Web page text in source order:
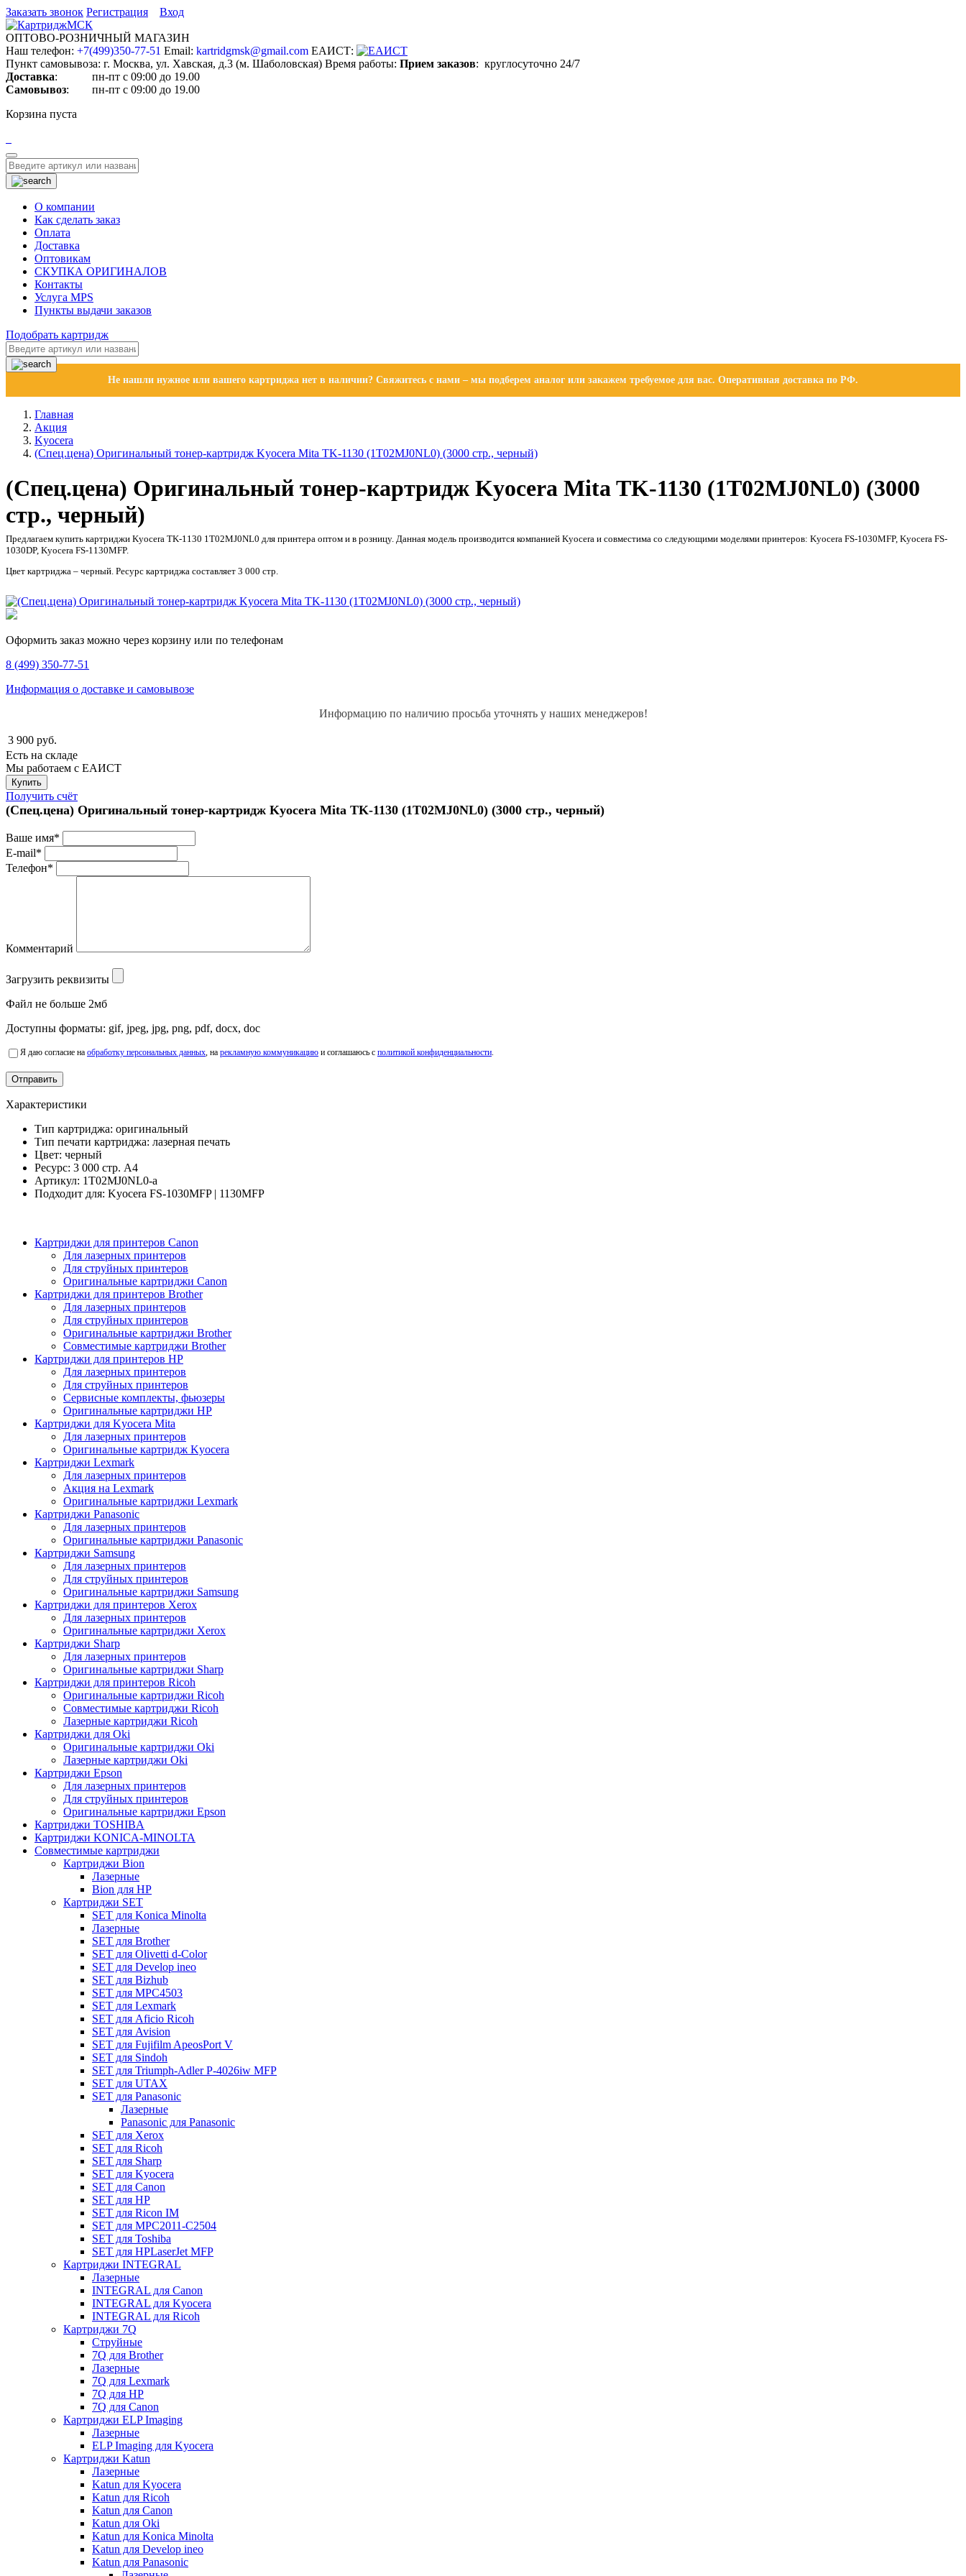
Заказать звонок Регистрация Вход
ОПТОВО-РОЗНИЧНЫЙ МАГАЗИН
Наш телефон: +7(499)350-77-51 Email: kartridgmsk@gmail.com ЕАИСТ:
Пункт самовывоза: г. Москва, ул. Хавская, д.3 (м. Шаболовская) Время работы: Прием заказов: круглосуточно 24/7
Доставка: пн-пт с 09:00 до 19.00
Самовывоз: пн-пт с 09:00 до 19.00
Корзина пуста
Toggle
navigation
О компании
Как сделать заказ
Оплата
Доставка
Оптовикам
СКУПКА ОРИГИНАЛОВ
Контакты
Услуга MPS
Пункты выдачи заказов
Подобрать картридж
Не нашли нужное или вашего картриджа нет в наличии? Свяжитесь с нами – мы подберем аналог или закажем требуемое для вас. Оперативная доставка по РФ.
Главная
Акция
Kyocera
(Спец.цена) Оригинальный тонер-картридж Kyocera Mita TK-1130 (1T02MJ0NL0) (3000 стр., черный)
(Спец.цена) Оригинальный тонер-картридж Kyocera Mita TK-1130 (1T02MJ0NL0) (3000
стр., черный)
Предлагаем купить картриджи Kyocera TK-1130 1T02MJ0NL0 для принтера оптом и в розницу. Данная модель производится компанией Kyocera и совместима со следующими моделями принтеров: Kyocera FS-1030MFP, Kyocera FS-
1030DP, Kyocera FS-1130MFP.
Цвет картриджа – черный. Ресурс картриджа составляет 3 000 стр.
Оформить заказ можно через корзину или по телефонам
8 (499) 350-77-51
Информация о доставке и самовывозе
Информацию по наличию просьба уточнять у наших менеджеров!
3 900 руб.
Есть на складе
Мы работаем с ЕАИСТ
Получить счёт
(Спец.цена) Оригинальный тонер-картридж Kyocera Mita TK-1130 (1T02MJ0NL0) (3000 стр., черный)
Ваше имя*
E-mail*
Телефон*
Комментарий
Загрузить реквизиты
Файл не больше 2мб
Доступны форматы: gif, jpeg, jpg, png, pdf, docx, doc
Я даю согласие на обработку персональных данных, на рекламную коммуникацию и соглашаюсь с политикой конфиденциальности.
Характеристики
Тип картриджа: оригинальный
Тип печати картриджа: лазерная печать
Цвет: черный
Ресурс: 3 000 стр. А4
Артикул: 1T02MJ0NL0-a
Подходит для: Kyocera FS-1030MFP | 1130MFP
Картриджи для принтеров Сanon
Для лазерных принтеров
Для струйных принтеров
Оригинальные картриджи Canon
Картриджи для принтеров Brother
Для лазерных принтеров
Для струйных принтеров
Оригинальные картриджи Brother
Совместимые картриджи Brother
Картриджи для принтеров HP
Для лазерных принтеров
Для струйных принтеров
Сервисные комплекты, фьюзеры
Оригинальные картриджи HP
Картриджи для Kyocera Mita
Для лазерных принтеров
Оригинальные картридж Kyocera
Картриджи Lexmark
Для лазерных принтеров
Акция на Lexmark
Оригинальные картриджи Lexmark
Картриджи Panasonic
Для лазерных принтеров
Оригинальные картриджи Panasonic
Картриджи Samsung
Для лазерных принтеров
Для струйных принтеров
Оригинальные картриджи Samsung
Картриджи для принтеров Xerox
Для лазерных принтеров
Оригинальные картриджи Xerox
Картриджи Sharp
Для лазерных принтеров
Оригинальные картриджи Sharp
Картриджи для принтеров Ricoh
Оригинальные картриджи Ricoh
Совместимые картриджи Ricoh
Лазерные картриджи Ricoh
Картриджи для Oki
Оригинальные картриджи Oki
Лазерные картриджи Oki
Картриджи Epson
Для лазерных принтеров
Для струйных принтеров
Оригинальные картриджи Epson
Картриджи TOSHIBA
Картриджи KONICA-MINOLTA
Совместимые картриджи
Картриджи Bion
Лазерные
Bion для HP
Картриджи SET
SET для Konica Minolta
Лазерные
SET для Brother
SET для Olivetti d-Color
SET для Develop ineo
SET для Bizhub
SET для MPC4503
SET для Lexmark
SET для Aficio Ricoh
SET для Avision
SET для Fujifilm ApeosPort V
SET для Sindoh
SET для Triumph-Adler P-4026iw MFP
SET для UTAX
SET для Panasonic
Лазерные
Panasonic для Panasonic
SET для Xerox
SET для Ricoh
SET для Sharp
SET для Kyocera
SET для Canon
SET для HP
SET для Ricon IM
SET для MPC2011-C2504
SET для Toshiba
SET для HPLaserJet MFP
Картриджи INTEGRAL
Лазерные
INTEGRAL для Canon
INTEGRAL для Kyocera
INTEGRAL для Ricoh
Картриджи 7Q
Струйные
7Q для Brother
Лазерные
7Q для Lexmark
7Q для HP
7Q для Canon
Картриджи ELP Imaging
Лазерные
ELP Imaging для Kyocera
Картриджи Katun
Лазерные
Katun для Kyocera
Katun для Ricoh
Katun для Canon
Katun для Oki
Katun для Konica Minolta
Katun для Develop ineo
Katun для Panasonic